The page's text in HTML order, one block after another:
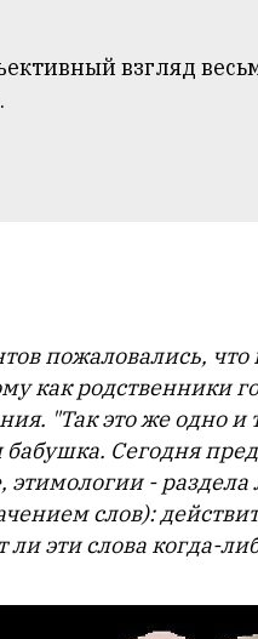
взгляд
пожаловались,
как родственники
"Так это же одно
Сегодня
этимологии -
слов):
ли эти слова когда-